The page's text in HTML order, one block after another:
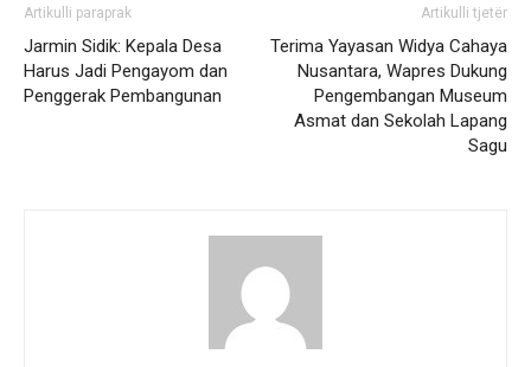
Artikulli paraprak
Jarmin Sidik: Kepala Desa
Harus Jadi Pengayom dan
Penggerak Pembangunan
Artikulli tjetër
Terima Yayasan Widya Cahaya
Nusantara, Wapres Dukung
Pengembangan Museum
Asmat dan Sekolah Lapang
Sagu